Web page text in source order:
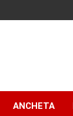
ANCHETA